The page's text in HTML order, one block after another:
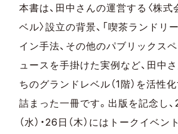
本書は、田中さんの運営する〈株
ベル〉設立の背景、「喫茶ランドリ
イン手法、その他のパブリックス
ュースを手掛けた実例など、田中
ちのグランドレベル（1階）を活性
詰まった一冊です。出版を記念し
（水）・26日（木）にはトークイベ